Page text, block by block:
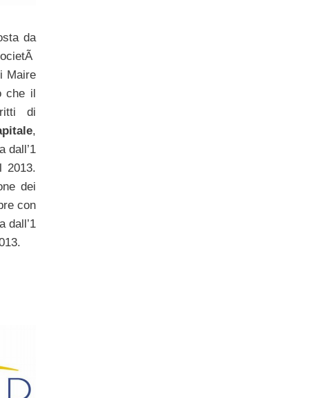
da
Maire
che il
di
,
dall’1
2013.
dei
con
dall’1